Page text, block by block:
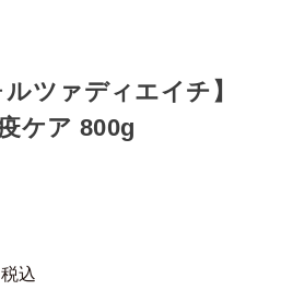
ルツァディエイチ】
ケア 800g
税込